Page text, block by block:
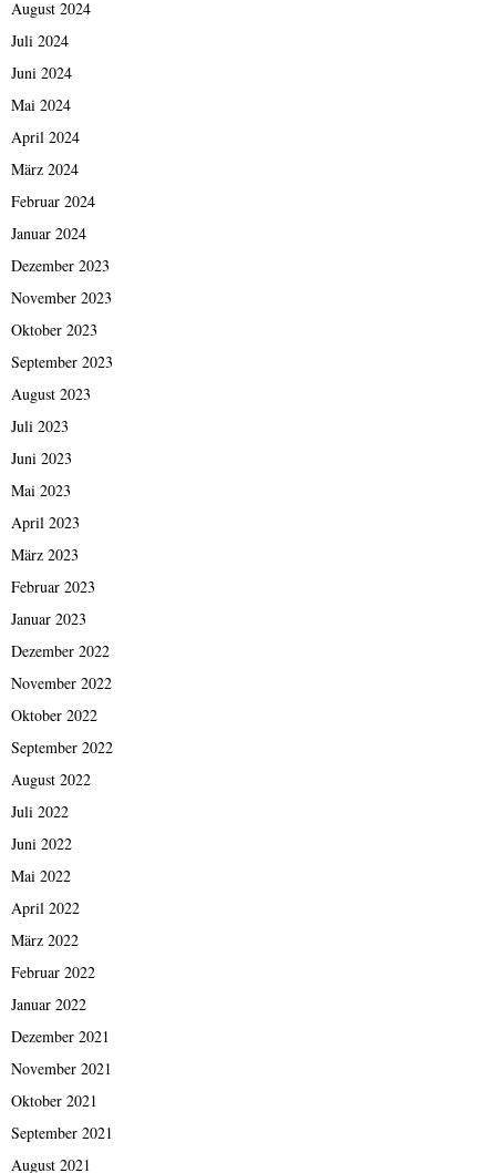
August 2024
Juli 2024
Juni 2024
Mai 2024
April 2024
März 2024
Februar 2024
Januar 2024
Dezember 2023
November 2023
Oktober 2023
September 2023
August 2023
Juli 2023
Juni 2023
Mai 2023
April 2023
März 2023
Februar 2023
Januar 2023
Dezember 2022
November 2022
Oktober 2022
September 2022
August 2022
Juli 2022
Juni 2022
Mai 2022
April 2022
März 2022
Februar 2022
Januar 2022
Dezember 2021
November 2021
Oktober 2021
September 2021
August 2021